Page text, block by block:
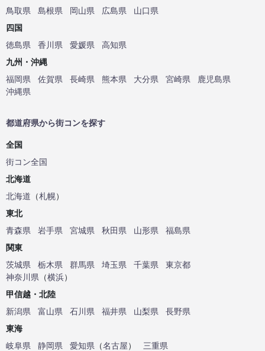
鳥取県
島根県 岡山県 広島県
山口県
四国
徳島県
香川県 愛媛県
高知県
九州・沖縄
福岡県
佐賀県 長崎県 熊本県 大分県 宮崎県
鹿児島県
沖縄県
都道府県から街コンを探す
全国
街コン全国
北海道
北海道 （札幌）
東北
青森県
岩手県 宮城県 秋田県 山形県
福島県
関東
茨城県
栃木県 群馬県 埼玉県 千葉県
東京都
神奈川県 （横浜）
甲信越・北陸
新潟県
富山県 石川県 福井県 山梨県
長野県
東海
岐阜県
静岡県 愛知県 （名古屋）
三重県